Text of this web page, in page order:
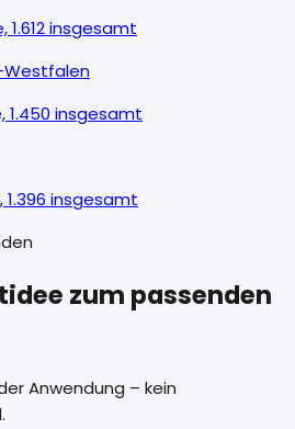
insgesamt
Westfalen
1.450 insgesamt
insgesamt
zum passenden
Anwendung – kein